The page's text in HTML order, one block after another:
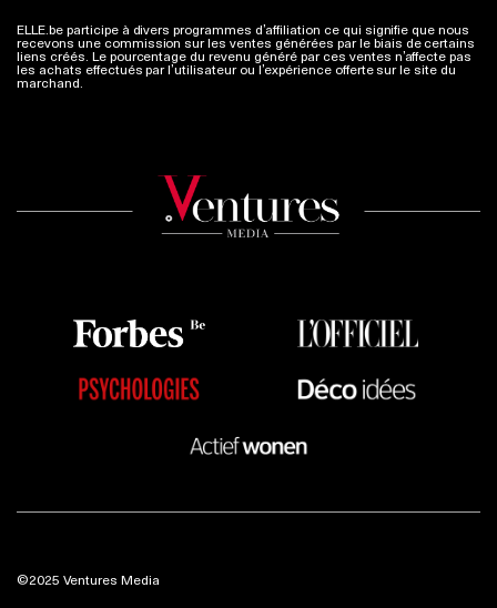
ELLE.be participe à divers programmes d’affiliation ce qui signifie que nous
recevons une commission sur les ventes générées par le biais de certains
liens créés. Le pourcentage du revenu généré par ces ventes n’affecte pas
les achats effectués par l’utilisateur ou l’expérience offerte sur le site du
marchand. Plus d'infos
©2025 Ventures Media